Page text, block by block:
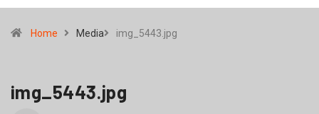
Home Media img_5443.jpg
img_5443.jpg